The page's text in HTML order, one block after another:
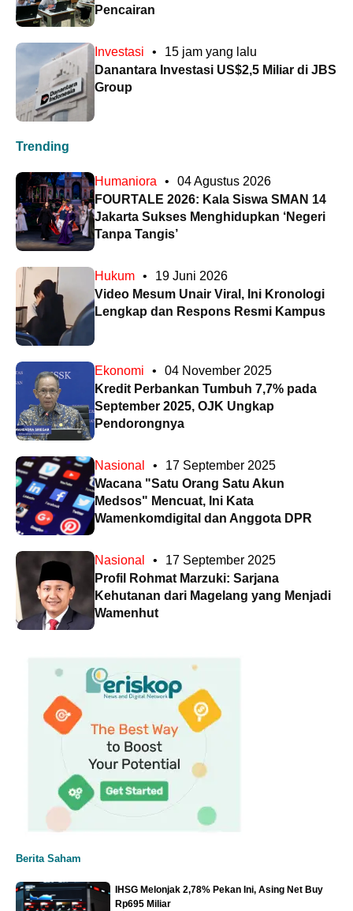
Pencairan
Investasi •
15 jam yang lalu
Danantara Investasi US$2,5 Miliar di JBS
Group
Trending
Humaniora •
04 Agustus 2026
FOURTALE 2026: Kala Siswa SMAN 14
Jakarta Sukses Menghidupkan ‘Negeri
Tanpa Tangis’
Hukum •
19 Juni 2026
Video Mesum Unair Viral, Ini Kronologi
Lengkap dan Respons Resmi Kampus
Ekonomi •
04 November 2025
Kredit Perbankan Tumbuh 7,7% pada
September 2025, OJK Ungkap
Pendorongnya
Nasional •
17 September 2025
Wacana "Satu Orang Satu Akun
Medsos" Mencuat, Ini Kata
Wamenkomdigital dan Anggota DPR
Nasional •
17 September 2025
Profil Rohmat Marzuki: Sarjana
Kehutanan dari Magelang yang Menjadi
Wamenhut
Berita Saham
IHSG Melonjak 2,78% Pekan Ini, Asing Net Buy
Rp695 Miliar